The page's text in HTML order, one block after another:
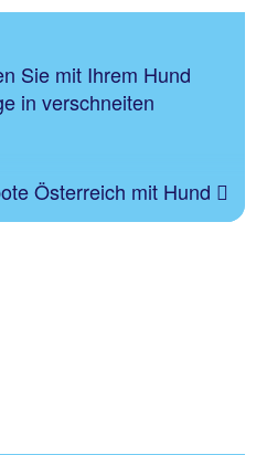
Sie mit Ihrem Hund
in verschneiten
Österreich mit Hund